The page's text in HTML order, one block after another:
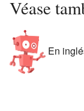
Véase
En